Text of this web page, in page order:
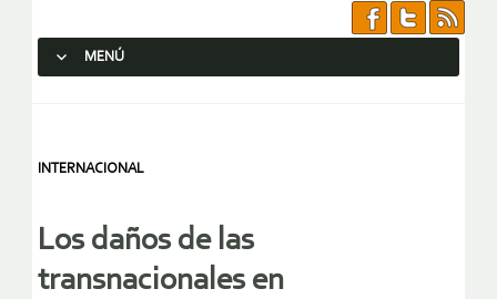
MENÚ
INTERNACIONAL
Los daños de las
transnacionales en